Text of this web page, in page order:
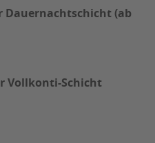
Dauernachtschicht (ab
Vollkonti-Schicht